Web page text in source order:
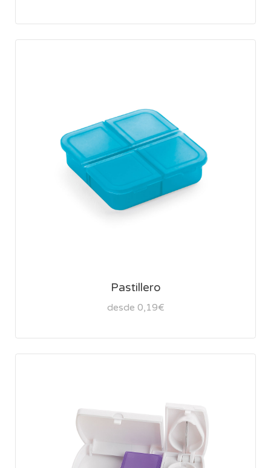
Pastillero
desde 0,19€